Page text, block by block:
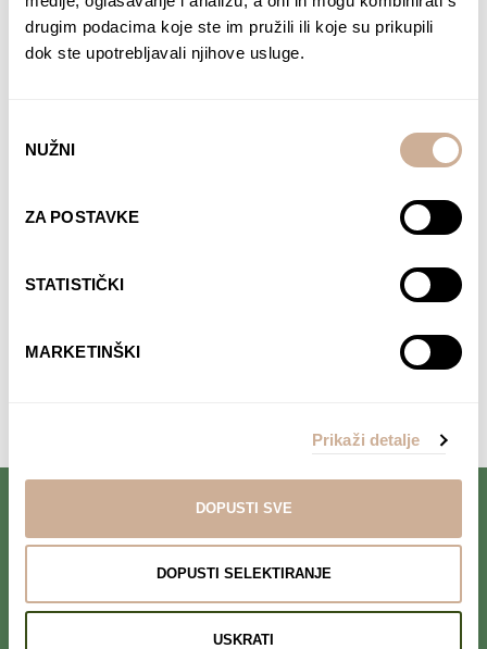
drugim podacima koje ste im pružili ili koje su prikupili
dok ste upotrebljavali njihove usluge.
pristanka
NUŽNI
ZA POSTAVKE
STATISTIČKI
MARKETINŠKI
Prikaži detalje
DOPUSTI SVE
DOPUSTI SELEKTIRANJE
USKRATI
PRIJAVI SE NA NEWSLETTER
Prihvaćam da se moji podaci spremaju u bazu
podataka i koriste u svrhu slanja KEK